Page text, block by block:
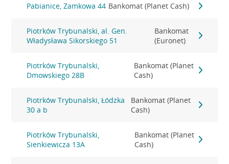
Pabianice, Zamkowa 44 Bankomat (Planet Cash)
Piotrków Trybunalski, al. Gen.
Władysława Sikorskiego 51
Bankomat
(Euronet)
Piotrków Trybunalski,
Dmowskiego 28B
Bankomat (Planet
Cash)
Piotrków Trybunalski, Łódzka
30 a b
Bankomat (Planet
Cash)
Piotrków Trybunalski,
Sienkiewicza 13A
Bankomat (Planet
Cash)